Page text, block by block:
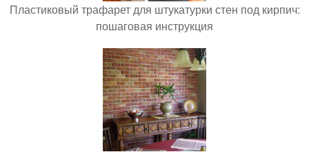
Пластиковый трафарет для штукатурки стен под кирпич:
пошаговая инструкция